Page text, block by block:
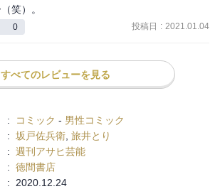
笑）。
0 投稿日 : 2021.01.04
すべてのレビューを見る
: コミック - 男性コミック
: 坂戸佐兵衛 旅井とり
: 週刊アサヒ芸能
: 徳間書店
:
2020.12.24